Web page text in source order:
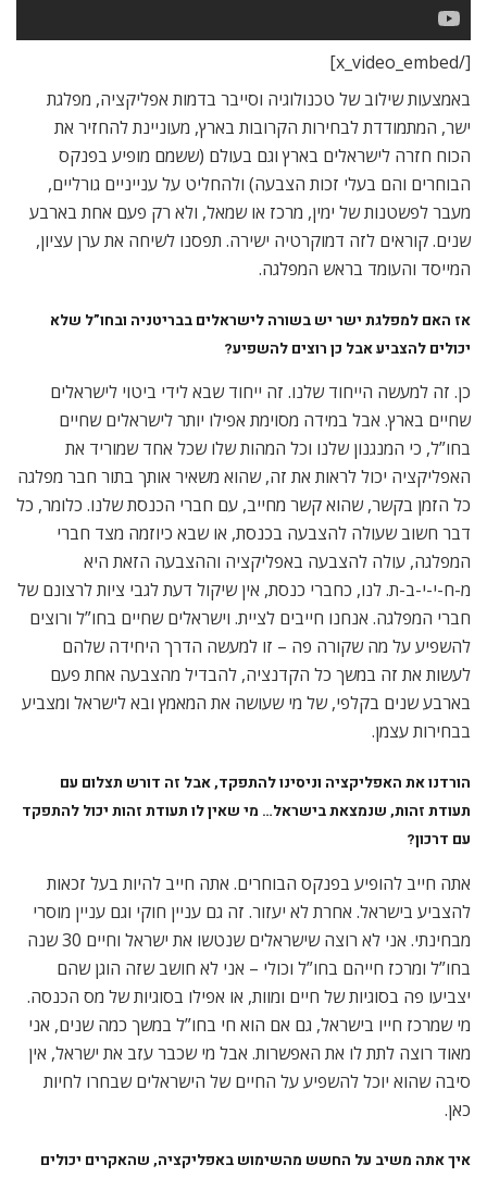
[/x_video_embed]
באמצעות שילוב של טכנולוגיה וסייבר בדמות אפליקציה, מפלגת
ישר, המתמודדת לבחירות הקרובות בארץ, מעוניינת להחזיר את
הכוח חזרה לישראלים בארץ וגם בעולם (ששמם מופיע בפנקס
הבוחרים והם בעלי זכות הצבעה) ולהחליט על ענייניים גורליים,
מעבר לפשטנות של ימין, מרכז או שמאל, ולא רק פעם אחת בארבע
שנים. קוראים לזה דמוקרטיה ישירה. תפסנו לשיחה את ערן עציון,
המייסד והעומד בראש המפלגה.
אז האם למפלגת ישר יש בשורה לישראלים בבריטניה ובחו”ל שלא
יכולים להצביע אבל כן רוצים להשפיע?
כן. זה למעשה הייחוד שלנו. זה ייחוד שבא לידי ביטוי לישראלים
שחיים בארץ. אבל במידה מסוימת אפילו יותר לישראלים שחיים
בחו”ל, כי המנגנון שלנו וכל המהות שלו שכל אחד שמוריד את
האפליקציה יכול לראות את זה, שהוא משאיר אותך בתור חבר מפלגה
כל הזמן בקשר, שהוא קשר מחייב, עם חברי הכנסת שלנו. כלומר, כל
דבר חשוב שעולה להצבעה בכנסת, או שבא כיוזמה מצד חברי
המפלגה, עולה להצבעה באפליקציה וההצבעה הזאת היא
מ-ח-י-י-ב-ת. לנו, כחברי כנסת, אין שיקול דעת לגבי ציות לרצונם של
חברי המפלגה. אנחנו חייבים לציית. וישראלים שחיים בחו”ל ורוצים
להשפיע על מה שקורה פה – זו למעשה הדרך היחידה שלהם
לעשות את זה במשך כל הקדנציה, להבדיל מהצבעה אחת פעם
בארבע שנים בקלפי, של מי שעושה את המאמץ ובא לישראל ומצביע
בבחירות עצמן.
הורדנו את האפליקציה וניסינו להתפקד, אבל זה דורש תצלום עם
תעודת זהות, שנמצאת בישראל… מי שאין לו תעודת זהות יכול להתפקד
עם דרכון?
אתה חייב להופיע בפנקס הבוחרים. אתה חייב להיות בעל זכאות
להצביע בישראל. אחרת לא יעזור. זה גם עניין חוקי וגם עניין מוסרי
מבחינתי. אני לא רוצה שישראלים שנטשו את ישראל וחיים 30 שנה
בחו”ל ומרכז חייהם בחו”ל וכולי – אני לא חושב שזה הוגן שהם
יצביעו פה בסוגיות של חיים ומוות, או אפילו בסוגיות של מס הכנסה.
מי שמרכז חייו בישראל, גם אם הוא חי בחו”ל במשך כמה שנים, אני
מאוד רוצה לתת לו את האפשרות. אבל מי שכבר עזב את ישראל, אין
סיבה שהוא יוכל להשפיע על החיים של הישראלים שבחרו לחיות
כאן.
איך אתה משיב על החשש מהשימוש באפליקציה, שהאקרים יכולים